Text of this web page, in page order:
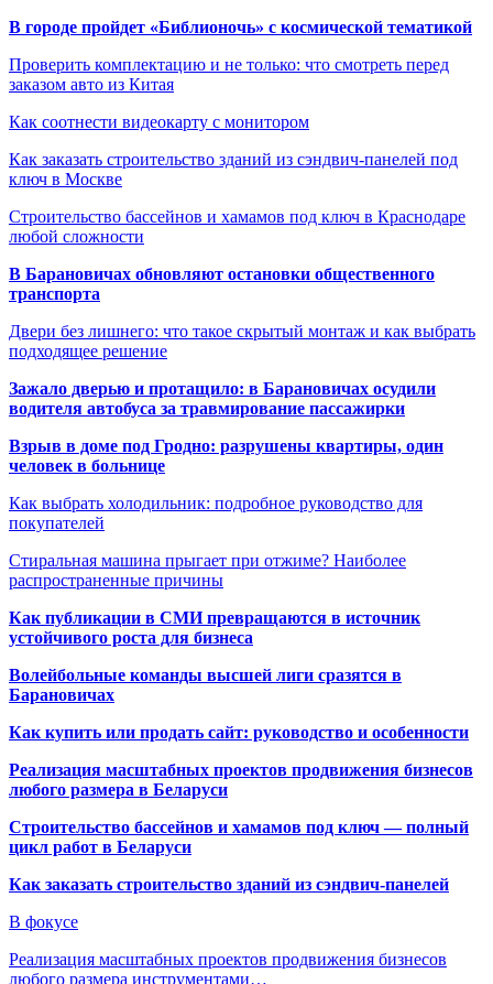
В городе пройдет «Библионочь» с космической тематикой
Проверить комплектацию и не только: что смотреть перед
заказом авто из Китая
Как соотнести видеокарту с монитором
Как заказать строительство зданий из сэндвич-панелей под
ключ в Москве
Строительство бассейнов и хамамов под ключ в Краснодаре
любой сложности
В Барановичах обновляют остановки общественного
транспорта
Двери без лишнего: что такое скрытый монтаж и как выбрать
подходящее решение
Зажало дверью и протащило: в Барановичах осудили
водителя автобуса за травмирование пассажирки
Взрыв в доме под Гродно: разрушены квартиры, один
человек в больнице
Как выбрать холодильник: подробное руководство для
покупателей
Стиральная машина прыгает при отжиме? Наиболее
распространенные причины
Как публикации в СМИ превращаются в источник
устойчивого роста для бизнеса
Волейбольные команды высшей лиги сразятся в
Барановичах
Как купить или продать сайт: руководство и особенности
Реализация масштабных проектов продвижения бизнесов
любого размера в Беларуси
Строительство бассейнов и хамамов под ключ — полный
цикл работ в Беларуси
Как заказать строительство зданий из сэндвич-панелей
В фокусе
Реализация масштабных проектов продвижения бизнесов
любого размера инструментами…